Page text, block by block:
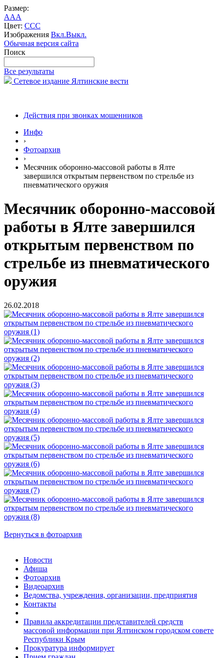
Размер:
AAA
Цвет: CCC
Изображения Вкл.Выкл.
Обычная версия сайта
Поиск
Все результаты
Сетевое издание Ялтинские вести
Действия при звонках мошенников
Инфо
›
Фотоархив
›
Месячник оборонно-массовой работы в Ялте
завершился открытым первенством по стрельбе из
пневматического оружия
Месячник оборонно-массовой
работы в Ялте завершился
открытым первенством по
стрельбе из пневматического
оружия
26.02.2018
Вернуться в фотоархив
Новости
Афиша
Фотоархив
Видеоархив
Ведомства, учреждения, организации, предприятия
Контакты
Правила аккредитации представителей средств
массовой информации при Ялтинском городском совете
Республики Крым
Прокуратура информирует